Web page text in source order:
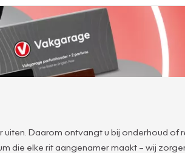
Daarom ontvangt u bij onderhoud of
die elke rit aangenamer maakt – wij